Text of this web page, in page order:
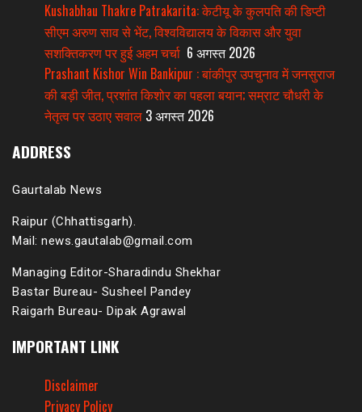
Kushabhau Thakre Patrakarita: केटीयू के कुलपति की डिप्टी
सीएम अरुण साव से भेंट, विश्वविद्यालय के विकास और युवा
सशक्तिकरण पर हुई अहम चर्चा 6 अगस्त 2026
Prashant Kishor Win Bankipur : बांकीपुर उपचुनाव में जनसुराज
की बड़ी जीत, प्रशांत किशोर का पहला बयान; सम्राट चौधरी के
नेतृत्व पर उठाए सवाल 3 अगस्त 2026
ADDRESS
Gaurtalab News
Raipur (Chhattisgarh).
Mail: news.gautalab@gmail.com
Managing Editor-Sharadindu Shekhar
Bastar Bureau- Susheel Pandey
Raigarh Bureau- Dipak Agrawal
IMPORTANT LINK
Disclaimer
Privacy Policy